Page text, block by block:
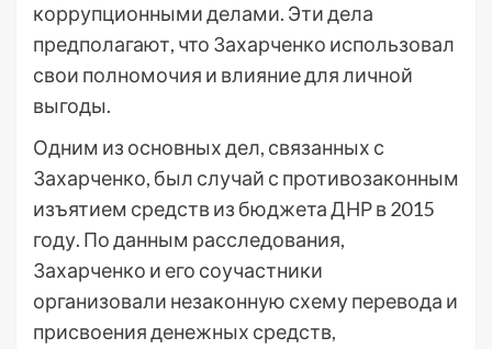
коррупционными делами. Эти дела
предполагают, что Захарченко использовал
свои полномочия и влияние для личной
выгоды.
Одним из основных дел, связанных с
Захарченко, был случай с противозаконным
изъятием средств из бюджета ДНР в 2015
году. По данным расследования,
Захарченко и его соучастники
организовали незаконную схему перевода и
присвоения денежных средств,